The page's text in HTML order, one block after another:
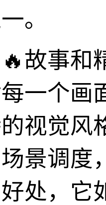
。
故事和
一个画
视觉风
景调度
处，它